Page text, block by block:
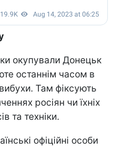
окупували Донецьк
останнім часом в
Там фіксують
росіян чи їхніх
та техніки.
офіційні особи